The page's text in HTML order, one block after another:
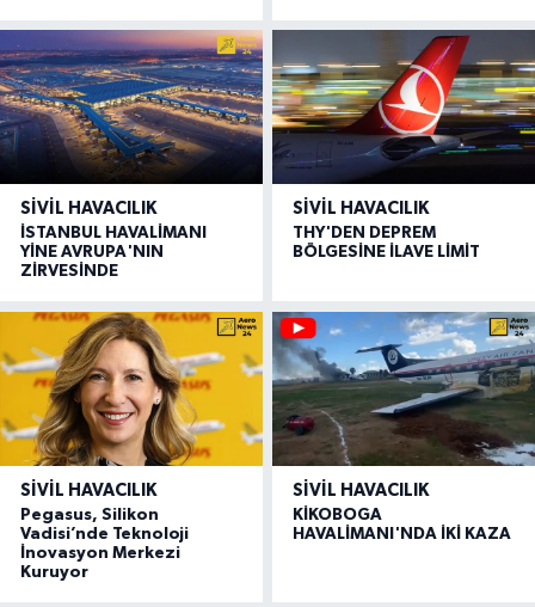
SIVIL HAVACILIK
İSTANBUL HAVALİMANI
YİNE AVRUPA'NIN
ZİRVESİNDE
SIVIL HAVACILIK
THY'DEN DEPREM
BÖLGESİNE İLAVE LİMİT
SIVIL HAVACILIK
Pegasus, Silikon
Vadisi’nde Teknoloji
İnovasyon Merkezi
Kuruyor
SIVIL HAVACILIK
KİKOBOGA
HAVALİMANI'NDA İKİ KAZA